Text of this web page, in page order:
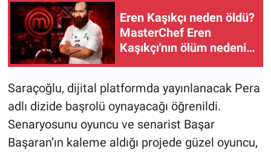
Eren Kaşıkçı neden öldü?
MasterChef Eren
Kaşıkçı'nın ölüm nedeni
Saraçoğlu, dijital platformda yayınlanacak Pera
adlı dizide başrolü oynayacağı öğrenildi.
Senaryosunu oyuncu ve senarist Başar
Başaran’ın kaleme aldığı projede güzel oyuncu,